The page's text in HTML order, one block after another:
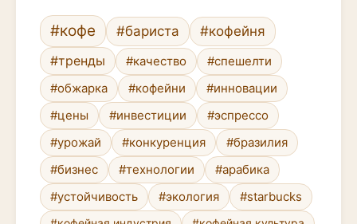
#кофе #бариста
#кофейня
#тренды
#качество
#спешелти
#обжарка
#кофейни
#инновации
#цены
#инвестиции
#эспрессо
#урожай
#конкуренция
#бразилия
#бизнес
#технологии
#арабика
#устойчивость
#экология #starbucks